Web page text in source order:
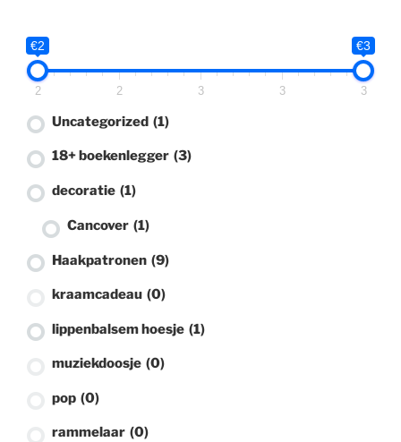
18+ (2)
lippenstifhoesje
€2 €3
2 2 3 3 3
Uncategorized (1)
18+ boekenlegger (3)
decoratie (1)
Cancover (1)
Haakpatronen (9)
kraamcadeau (0)
lippenbalsem hoesje (1)
muziekdoosje (0)
pop (0)
rammelaar (0)